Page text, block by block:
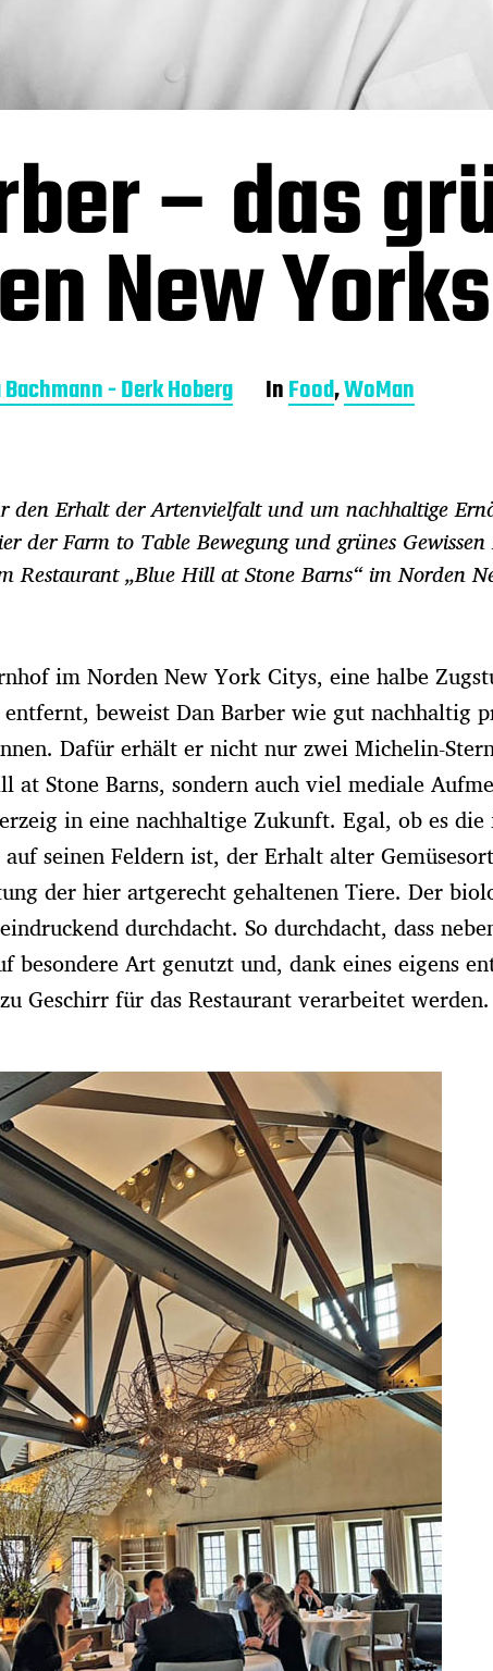
– das
New Yorks
- Derk Hoberg InFood,WoMan
den Erhalt der Artenvielfalt und um nachhaltige
der Farm to Table Bewegung und grünes
Restaurant „Blue Hill at Stone Barns“ im Norden
im Norden New York Citys, eine halbe
beweist Dan Barber wie gut nachhaltig
Dafür erhält er nicht nur zwei Michelin-
at Stone Barns, sondern auch viel mediale
in eine nachhaltige Zukunft. Egal, ob es
seinen Feldern ist, der Erhalt alter
der hier artgerecht gehaltenen Tiere. Der
durchdacht. So durchdacht, dass
besondere Art genutzt und, dank eines eigens
Geschirr für das Restaurant verarbeitet werden.